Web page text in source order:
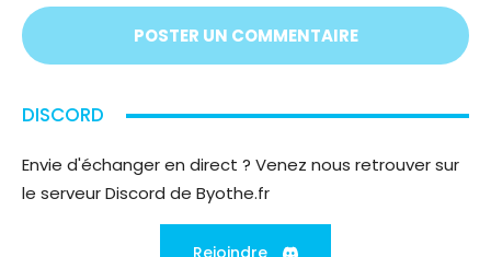
;)
DISCORD
Envie d'échanger en direct ? Venez nous retrouver sur
le serveur Discord de Byothe.fr